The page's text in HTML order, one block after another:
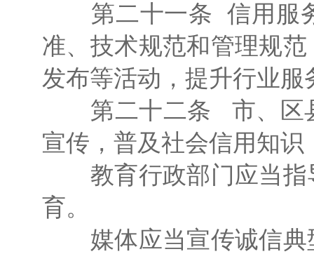
第二十一条 信用服务
准、技术规范和管理规
发布等活动，提升行业服
第二十二条 市、区县
宣传，普及社会信用知
教育行政部门应当指
育。
媒体应当宣传诚信典